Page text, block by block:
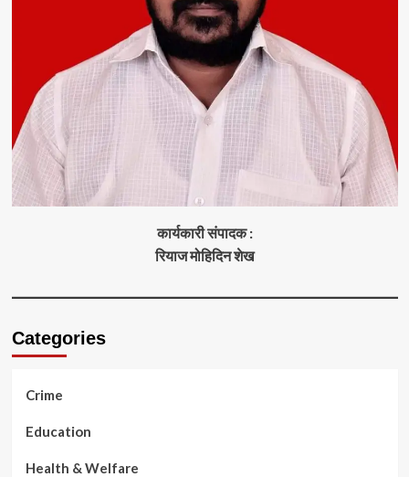
कार्यकारी संपादक :
रियाज मोहिदिन शेख
Categories
Crime
Education
Health & Welfare